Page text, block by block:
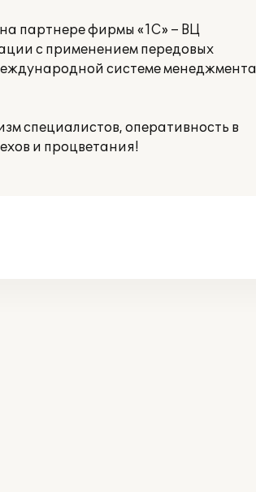
партнере фирмы «1С» – ВЦ
с применением передовых
системе менеджмента
специалистов, оперативность в
и процветания!